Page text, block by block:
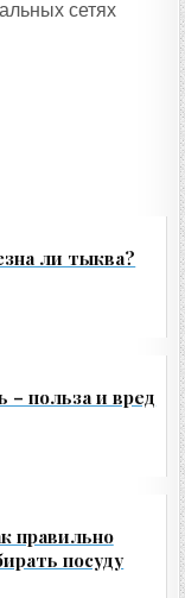
сетях
ли тыква?
– польза и вред
правильно
посуду